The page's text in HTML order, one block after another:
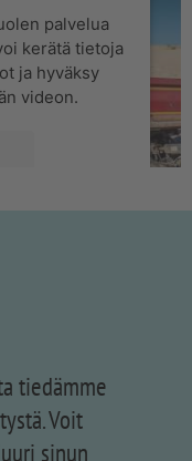
palvelua
kerätä tietoja
ja hyväksy
videon.
tiedämme
Voit
sinun